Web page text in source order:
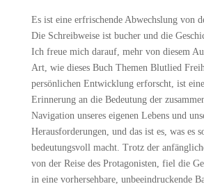
Es ist eine erfrischende Abwechslung von
Die Schreibweise ist bucher und die
Ich freue mich darauf, mehr von diesem
Art, wie dieses Buch Themen Blutlied
persönlichen Entwicklung erforscht, ist
Erinnerung an die Bedeutung der
Navigation unseres eigenen Lebens und
Herausforderungen, und das ist es, was es
bedeutungsvoll macht. Trotz der
von der Reise des Protagonisten, fiel die
in eine vorhersehbare, unbeeindruckende